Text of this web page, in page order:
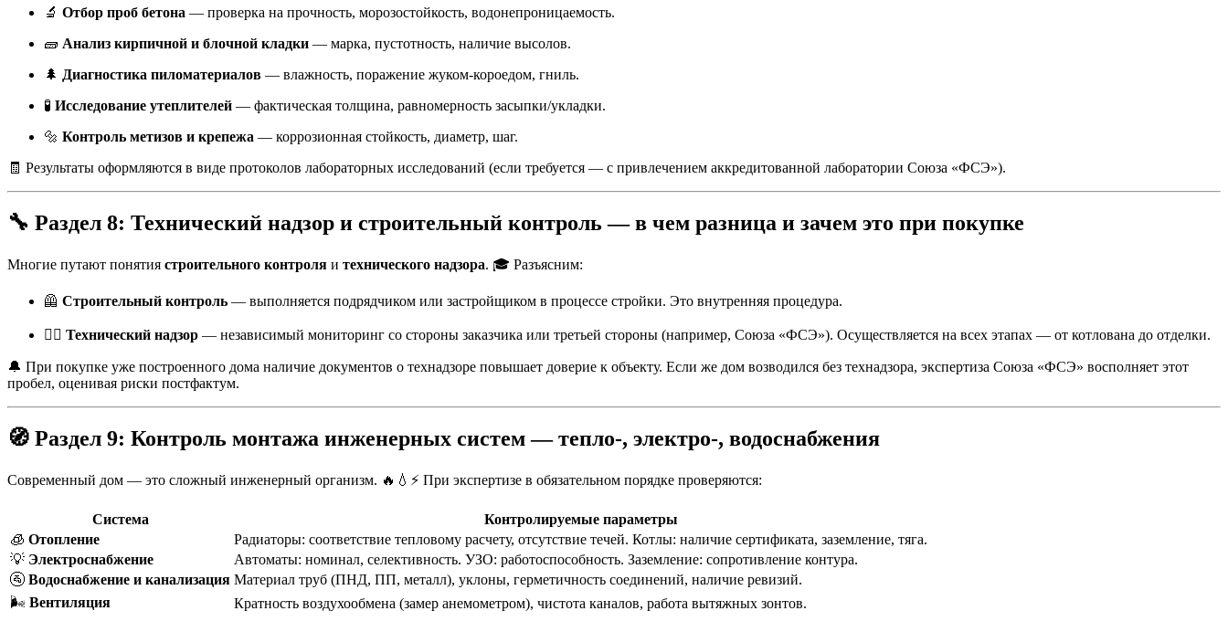
🔬 Отбор проб бетона — проверка на прочность, морозостойкость, водонепроницаемость.
🧱 Анализ кирпичной и блочной кладки — марка, пустотность, наличие высолов.
🌲 Диагностика пиломатериалов — влажность, поражение жуком-короедом, гниль.
🧪 Исследование утеплителей — фактическая толщина, равномерность засыпки/укладки.
🔩 Контроль метизов и крепежа — коррозионная стойкость, диаметр, шаг.
🧾 Результаты оформляются в виде протоколов лабораторных исследований (если требуется — с привлечением аккредитованной лаборатории Союза «ФСЭ»).
🔧 Раздел 8: Технический надзор и строительный контроль — в чем разница и зачем это при покупке
Многие путают понятия строительного контроля и технического надзора. 🎓 Разъясним:
🦺 Строительный контроль — выполняется подрядчиком или застройщиком в процессе стройки. Это внутренняя процедура.
🧑‍⚖️ Технический надзор — независимый мониторинг со стороны заказчика или третьей стороны (например, Союза «ФСЭ»). Осуществляется на всех этапах — от котлована до отделки.
🔔 При покупке уже построенного дома наличие документов о технадзоре повышает доверие к объекту. Если же дом возводился без технадзора, экспертиза Союза «ФСЭ» восполняет этот
пробел, оценивая риски постфактум.
🧭 Раздел 9: Контроль монтажа инженерных систем — тепло-, электро-, водоснабжения
Современный дом — это сложный инженерный организм. 🔥💧⚡ При экспертизе в обязательном порядке проверяются:
Система
Контролируемые параметры
🧊 Отопление
Радиаторы: соответствие тепловому расчету, отсутствие течей. Котлы: наличие сертификата, заземление, тяга.
💡 Электроснабжение
Автоматы: номинал, селективность. УЗО: работоспособность. Заземление: сопротивление контура.
🚰 Водоснабжение и канализация Материал труб (ПНД, ПП, металл), уклоны, герметичность соединений, наличие ревизий.
🌬️ Вентиляция Кратность воздухообмена (замер анемометром), чистота каналов, работа вытяжных зонтов.